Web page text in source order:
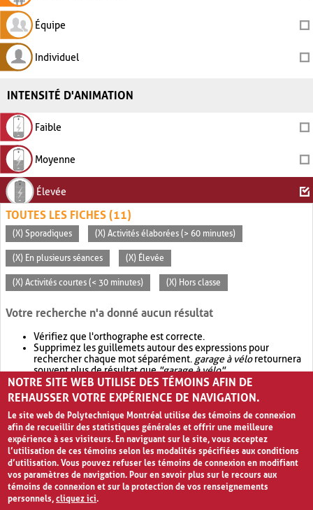
Équipe
Individuel
INTENSITÉ D'ANIMATION
Faible
Moyenne
Élevée
TOUTES LES FICHES (11)
(X) Sporadiques (X) Activités élaborées (> 60 minutes)
(X) En plusieurs séances (X) Élevée
(X) Activités courtes (< 30 minutes) (X) Hors classe
Votre recherche n'a donné aucun résultat
Vérifiez que l'orthographe est correcte.
Supprimez les guillemets autour des expressions pour
rechercher chaque mot séparément. garage à véloretournera
souvent plus de résultat que"garage à vélo".
Envisagez d'élargir votre recherche avec OR.garage OR vélo
retournera souvent plus de résultat quegarage à vélo
NOTRE SITE WEB UTILISE DES TÉMOINS AFIN DE
REHAUSSER VOTRE EXPÉRIENCE DE NAVIGATION.
Le site web de Polytechnique Montréal utilise des témoins de connexion
afin de recueillir des statistiques générales et offrir une meilleure
expérience à ses visiteurs. En naviguant sur le site, vous acceptez
l’utilisation de ces témoins selon les modalités spécifiées aux conditions
d’utilisation. Vous pouvez refuser les témoins de connexion en modifiant
vos paramètres de navigation. Pour en savoir plus sur le recours aux
témoins de connexion et sur la protection de vos renseignements
personnels,cliquez ici.